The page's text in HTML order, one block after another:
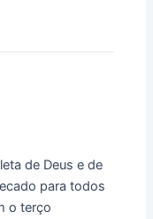
de Deus e de
para todos
o terço